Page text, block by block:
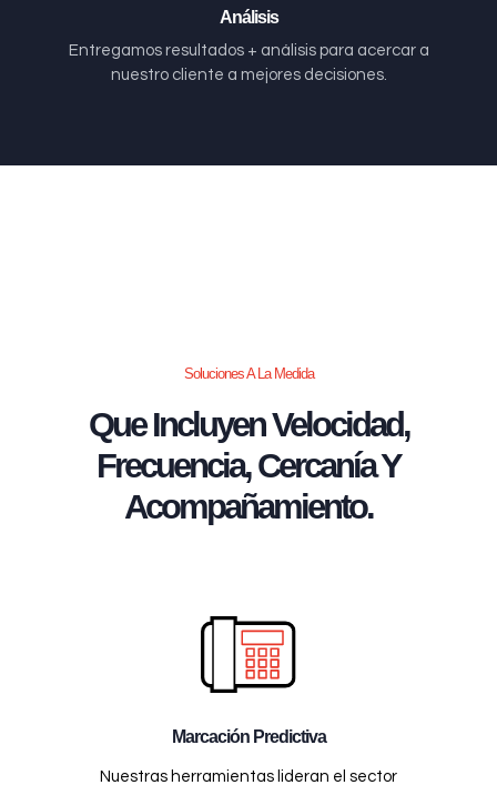
Análisis
Entregamos resultados + análisis para acercar a
nuestro cliente a mejores decisiones.
Soluciones A La Medida
Que Incluyen Velocidad,
Frecuencia, Cercanía Y
Acompañamiento.
Marcación Predictiva
Nuestras herramientas lideran el sector